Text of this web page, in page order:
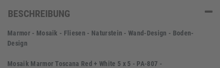
BESCHREIBUNG
Marmor - Mosaik - Fliesen - Naturstein - Wand-Design - Boden-
Design
Mosaik Marmor Toscana Red + White 5 x 5 - PA-807 -